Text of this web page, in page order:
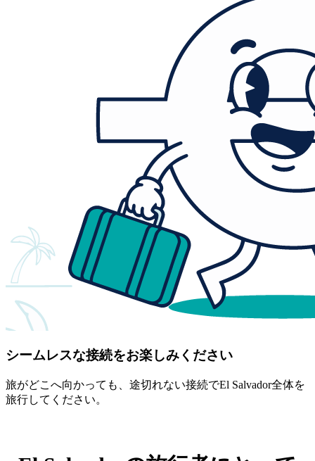
シームレスな接続をお楽しみください
旅がどこへ向かっても、途切れない接続でEl Salvador全体を
旅行してください。